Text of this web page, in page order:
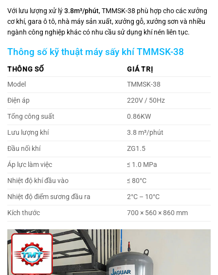
Với lưu lượng xử lý3.8m³/phút, TMMSK-38 phù hợp cho các xưởng
cơ khí, gara ô tô, nhà máy sản xuất, xưởng gỗ, xưởng sơn và nhiều
ngành công nghiệp khác có nhu cầu sử dụng khí nén liên tục.
Thông số kỹ thuật máy sấy khí TMMSK-38
THÔNG SỐ
GIÁ TRỊ
Model
TMMSK-38
Điện áp
220V / 50Hz
Tổng công suất
0.86KW
Lưu lượng khí
3.8 m³/phút
Đầu nối khí
ZG1.5
Áp lực làm việc
≤ 1.0 MPa
Nhiệt độ khí đầu vào
≤ 80°C
Nhiệt độ điểm sương đầu ra
2°C – 10°C
Kích thước
700 × 560 × 860 mm